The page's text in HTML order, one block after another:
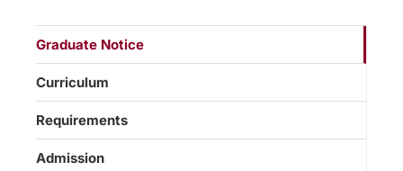
Graduate Notice
Curriculum
Requirements
Admission